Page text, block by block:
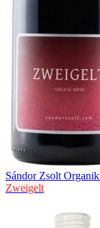
Sándor Zsolt
Zweigelt